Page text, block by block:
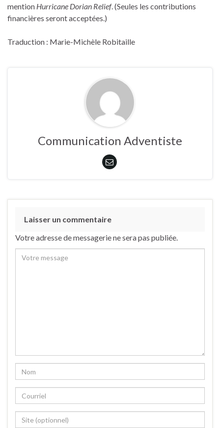
mention Hurricane Dorian Relief. (Seules les contributions
financières seront acceptées.)
Traduction : Marie-Michèle Robitaille
Communication Adventiste
Laisser un commentaire
Votre adresse de messagerie ne sera pas publiée.